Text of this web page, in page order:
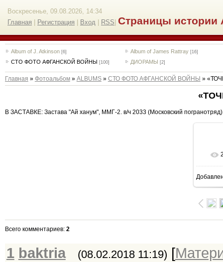
Воскресенье, 09.08.2026, 14:34
Главная
Регистрация Вход RSS Страницы истории
Album of J. Atkinson [6] Album of James Rattray [16]
СТО ФОТО АФГАНСКОЙ ВОЙНЫ [100] ДИОРАМЫ [2]
Главная » Фотоальбом» ALBUMS» СТО ФОТО АФГАНСКОЙ ВОЙНЫ »
В ЗАСТАВКЕ: Застава "Ай ханум", ММГ-2. в/ч 2033 (Московский
Всего комментариев: 2
1 baktria (08.02.2018 11:19) [